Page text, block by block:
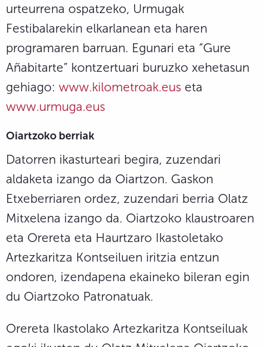
urteurrena ospatzeko, Urmugak
Festibalarekin elkarlanean eta haren
programaren barruan. Egunari eta “Gure
Añabitarte” kontzertuari buruzko xehetasun
gehiago: www.kilometroak.eus eta
www.urmuga.eus
Oiartzoko berriak
Datorren ikasturteari begira, zuzendari
aldaketa izango da Oiartzon. Gaskon
Etxeberriaren ordez, zuzendari berria Olatz
Mitxelena izango da. Oiartzoko klaustroaren
eta Orereta eta Haurtzaro Ikastoletako
Artezkaritza Kontseiluen iritzia entzun
ondoren, izendapena ekaineko bileran egin
du Oiartzoko Patronatuak.
Orereta Ikastolako Artezkaritza Kontseiluak